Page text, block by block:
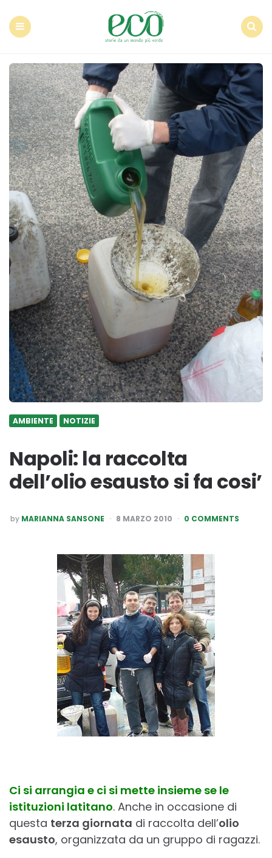
AMBIENTE NOTIZIE
Napoli: la raccolta
dell’olio esausto si fa cosi’
POSTED
BY
by MARIANNA SANSONE 8 MARZO 2010 0 COMMENTS
Ci si arrangia e ci si mette insieme se le
istituzioni latitano. Anche in occasione di
questa terza giornata di raccolta dell’olio
esausto, organizzata da un gruppo di ragazzi.